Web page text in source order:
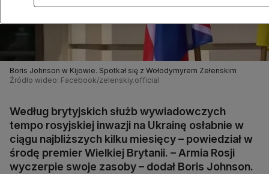
Boris Johnson w Kijowie. Spotkał się z Wołodymyrem Zełenskim
Źródło wideo: Facebook/zelenskiy.official
Według brytyjskich służb wywiadowczych
tempo rosyjskiej inwazji na Ukrainę osłabnie w
ciągu najbliższych kilku miesięcy – powiedział w
środę premier Wielkiej Brytanii. – Armia Rosji
wyczerpie swoje zasoby – dodał Boris Johnson.